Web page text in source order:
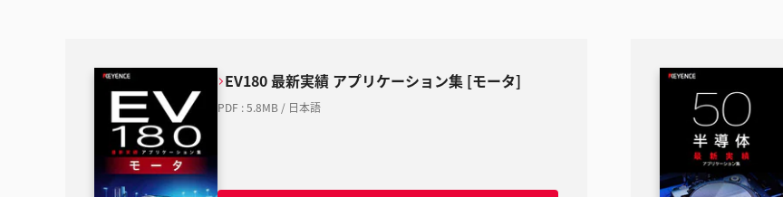
EV180 最新実績 アプリケーション集 [モータ]
PDF :5.8MB / 日本語